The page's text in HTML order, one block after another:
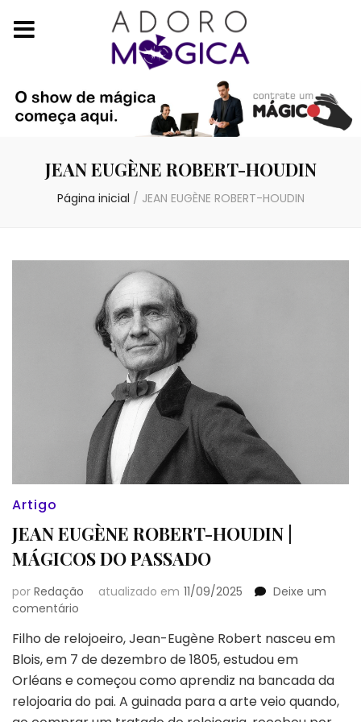
JEAN EUGÈNE ROBERT-HOUDIN
Página inicial / JEAN EUGÈNE ROBERT-HOUDIN
Artigo
JEAN EUGÈNE ROBERT-HOUDIN |
MÁGICOS DO PASSADO
por Redação atualizado em 11/09/2025
Deixe um
comentário
EUGÈNE
ROBERT-
HOUDIN
|
MÁGICOS
Filho de relojoeiro, Jean-Eugène Robert nasceu em
Blois, em 7 de dezembro de 1805, estudou em
Orléans e começou como aprendiz na bancada da
relojoaria do pai. A guinada para a arte veio quando,